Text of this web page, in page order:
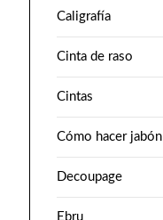
Caligrafía
Cinta de raso
Cintas
Cómo hacer jabón
Decoupage
Ebru